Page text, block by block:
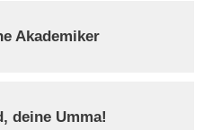
Akademiker
deine Umma!